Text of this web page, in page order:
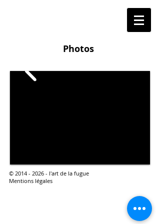
Photos
© 2014 - 2026 - l'art de la fugue
Mentions légales